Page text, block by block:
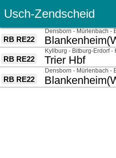
Usch-Zendscheid
RB RE22 nach
über
Densborn - Mürlenbach -
RB RE22 nach
Trier Hbf
über
Kyllburg - Bitburg-Erdorf -
RB RE22 nach
über
Densborn - Mürlenbach -